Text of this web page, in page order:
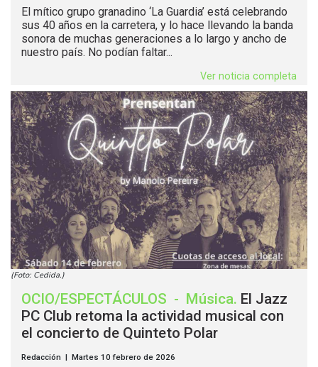
El mítico grupo granadino ‘La Guardia’ está celebrando
sus 40 años en la carretera, y lo hace llevando la banda
sonora de muchas generaciones a lo largo y ancho de
nuestro país. No podían faltar...
Ver noticia completa
(Foto: Cedida.)
OCIO/ESPECTÁCULOS - Música. El Jazz
PC Club retoma la actividad musical con
el concierto de Quinteto Polar
Redacción | Martes 10 febrero de 2026